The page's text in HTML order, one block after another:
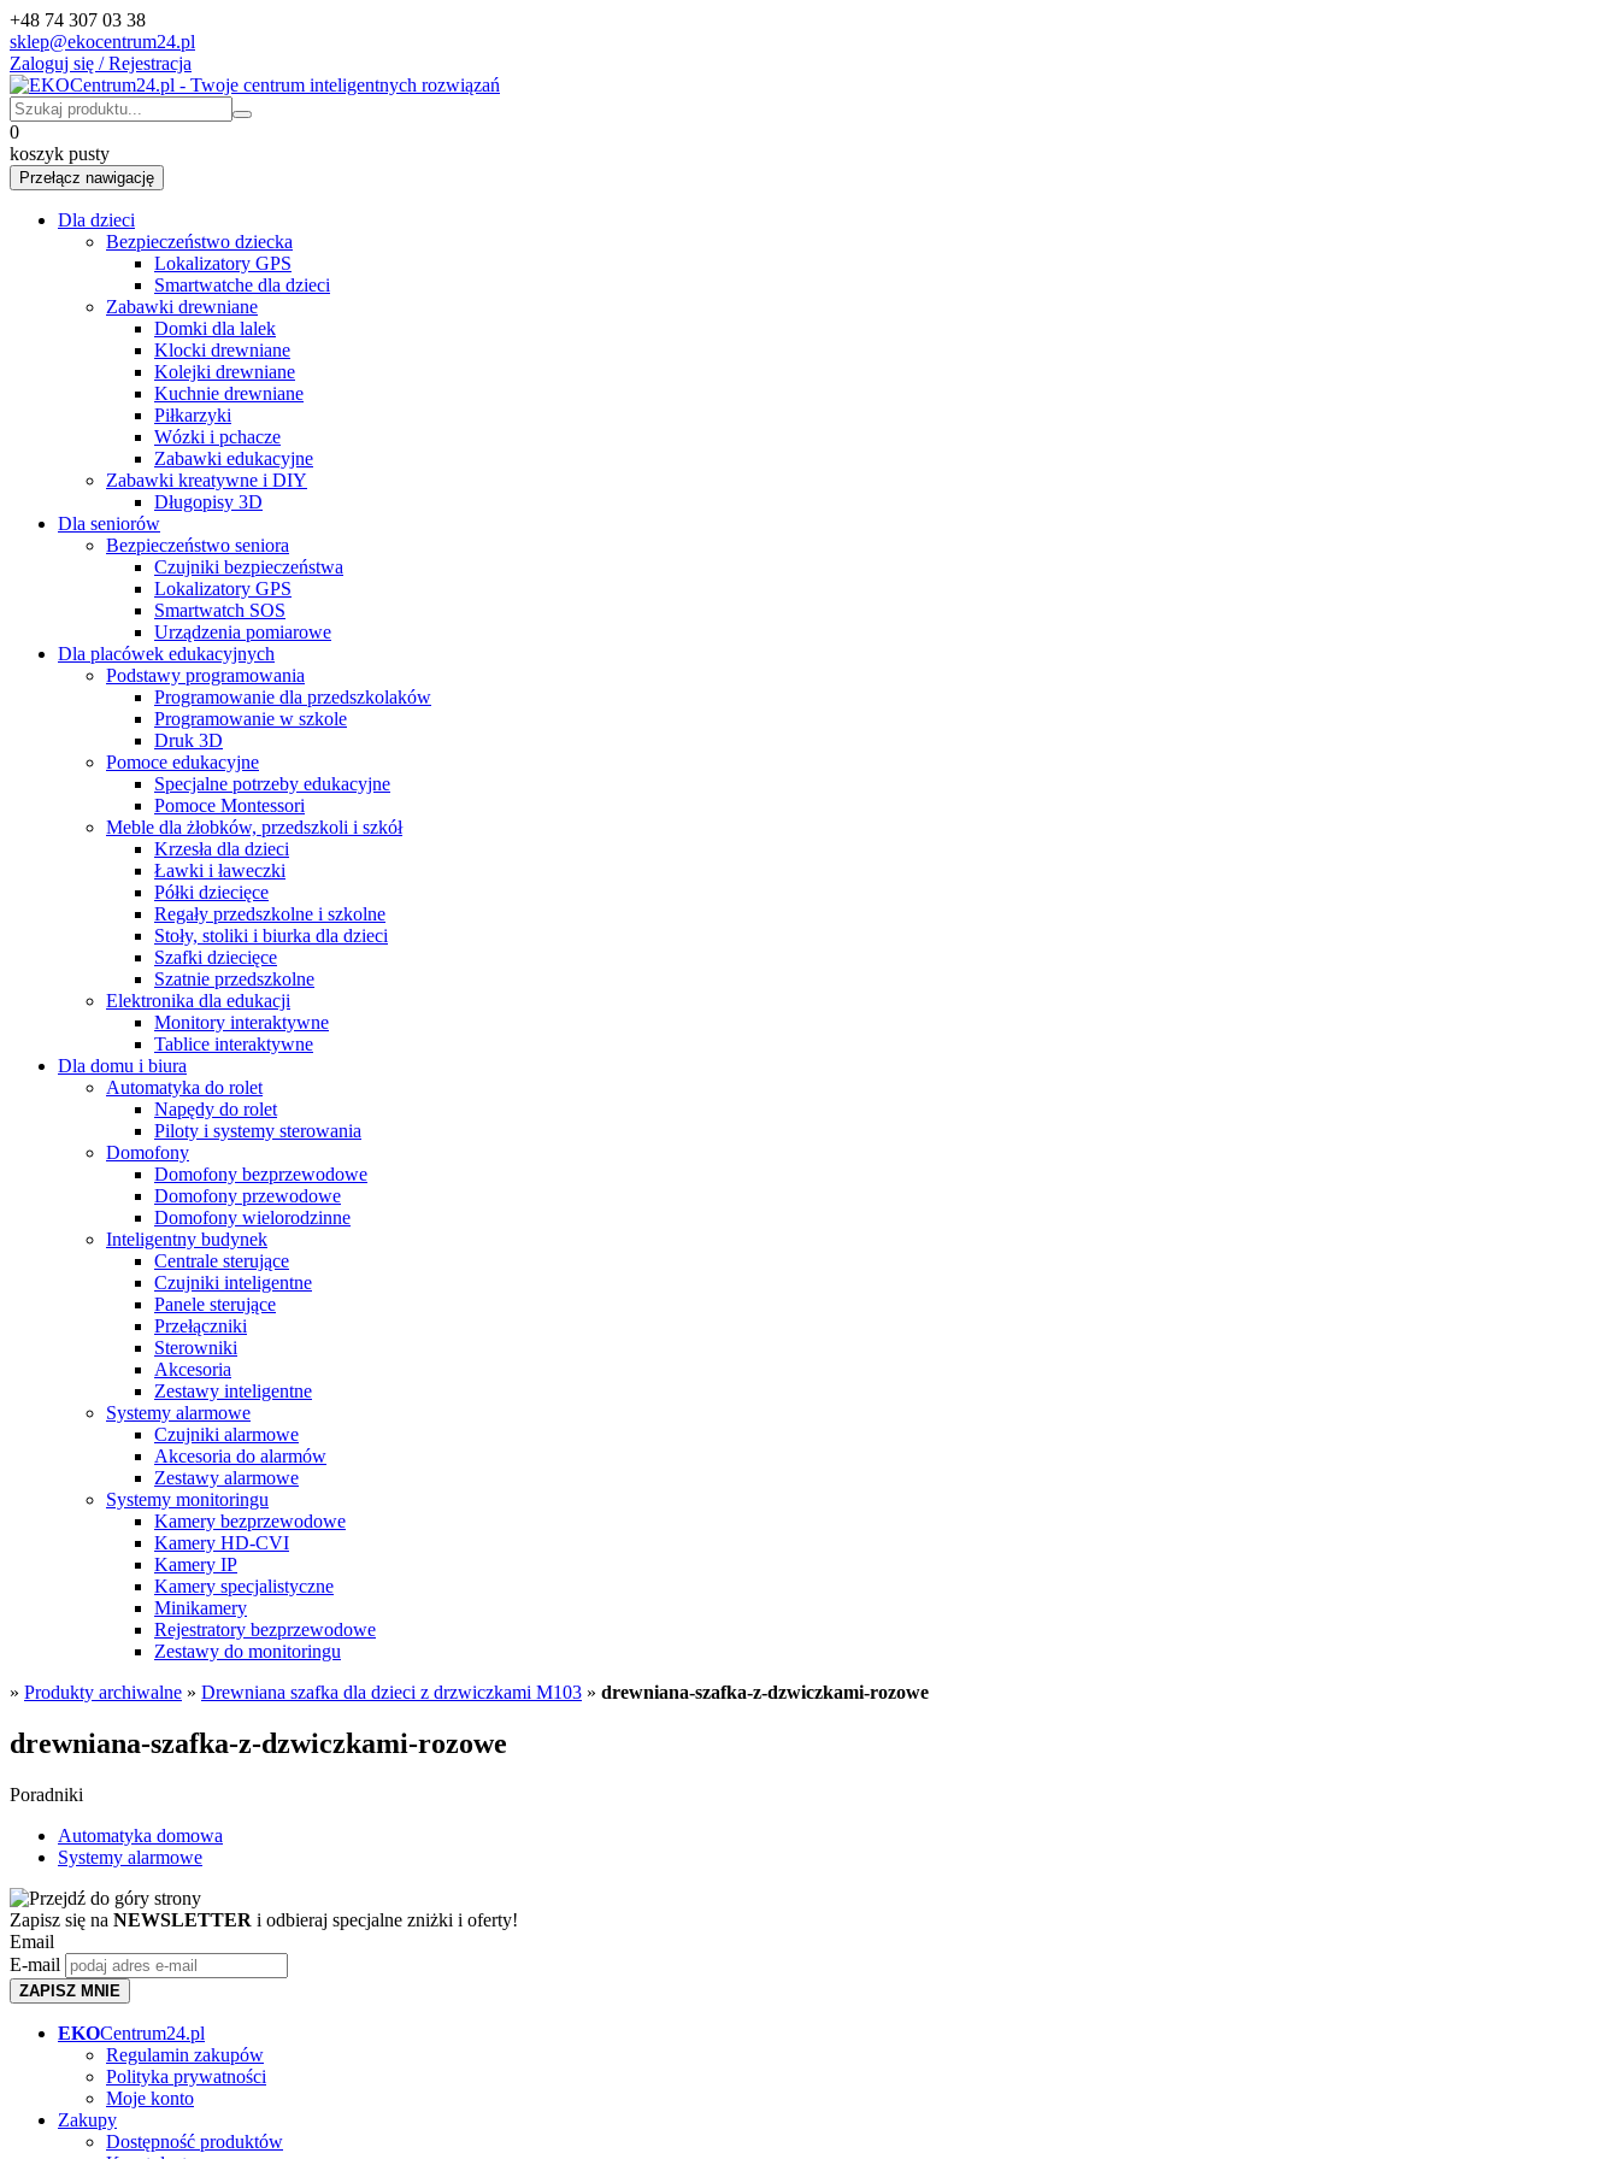
+48 74 307 03 38
sklep@ekocentrum24.pl
Zaloguj się / Rejestracja
0
koszyk pusty
Przełącz nawigację
Dla dzieci
Bezpieczeństwo dziecka
Lokalizatory GPS
Smartwatche dla dzieci
Zabawki drewniane
Domki dla lalek
Klocki drewniane
Kolejki drewniane
Kuchnie drewniane
Piłkarzyki
Wózki i pchacze
Zabawki edukacyjne
Zabawki kreatywne i DIY
Długopisy 3D
Dla seniorów
Bezpieczeństwo seniora
Czujniki bezpieczeństwa
Lokalizatory GPS
Smartwatch SOS
Urządzenia pomiarowe
Dla placówek edukacyjnych
Podstawy programowania
Programowanie dla przedszkolaków
Programowanie w szkole
Druk 3D
Pomoce edukacyjne
Specjalne potrzeby edukacyjne
Pomoce Montessori
Meble dla żłobków, przedszkoli i szkół
Krzesła dla dzieci
Ławki i ławeczki
Półki dziecięce
Regały przedszkolne i szkolne
Stoły, stoliki i biurka dla dzieci
Szafki dziecięce
Szatnie przedszkolne
Elektronika dla edukacji
Monitory interaktywne
Tablice interaktywne
Dla domu i biura
Automatyka do rolet
Napędy do rolet
Piloty i systemy sterowania
Domofony
Domofony bezprzewodowe
Domofony przewodowe
Domofony wielorodzinne
Inteligentny budynek
Centrale sterujące
Czujniki inteligentne
Panele sterujące
Przełączniki
Sterowniki
Akcesoria
Zestawy inteligentne
Systemy alarmowe
Czujniki alarmowe
Akcesoria do alarmów
Zestawy alarmowe
Systemy monitoringu
Kamery bezprzewodowe
Kamery HD-CVI
Kamery IP
Kamery specjalistyczne
Minikamery
Rejestratory bezprzewodowe
Zestawy do monitoringu
» Produkty archiwalne » Drewniana szafka dla dzieci z drzwiczkami M103 » drewniana-szafka-z-dzwiczkami-rozowe
drewniana-szafka-z-dzwiczkami-rozowe
Poradniki
Automatyka domowa
Systemy alarmowe
Zapisz się na NEWSLETTER i odbieraj specjalne zniżki i oferty!
Email
E-mail
ZAPISZ MNIE
EKOCentrum24.pl
Regulamin zakupów
Polityka prywatności
Moje konto
Zakupy
Dostępność produktów